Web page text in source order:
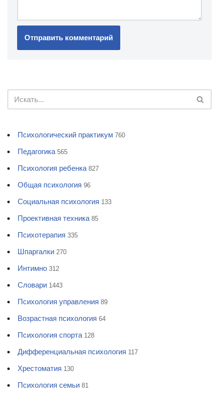
Психологический практикум 760
Педагогика 565
Психология ребенка 827
Общая психология 96
Социальная психология 133
Проективная техника 85
Психотерапия 335
Шпаргалки 270
Интимно 312
Словари 1443
Психология управления 89
Возрастная психология 64
Психология спорта 128
Дифференциальная психология 117
Хрестоматия 130
Психология семьи 81